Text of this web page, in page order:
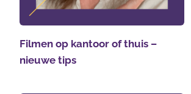
Filmen op kantoor of thuis –
nieuwe tips